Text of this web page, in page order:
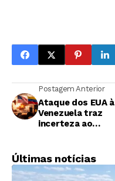
Postagem Anterior
Ataque dos EUA à
Venezuela traz
incerteza ao
diz Argus
Últimas notícias